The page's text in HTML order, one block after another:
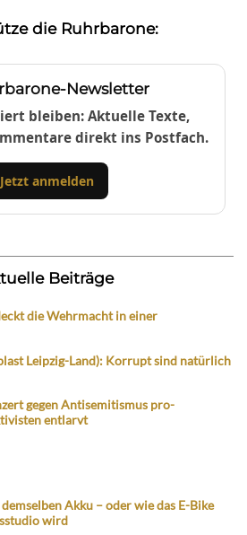
die Ruhrbarone:
Newsletter
bleiben: Aktuelle Texte,
direkt ins Postfach.
Jetzt anmelden
Beiträge
die Wehrmacht in einer
Leipzig-Land): Korrupt sind natürlich
gegen Antisemitismus pro-
entlarvt
Akku – oder wie das E-Bike
wird